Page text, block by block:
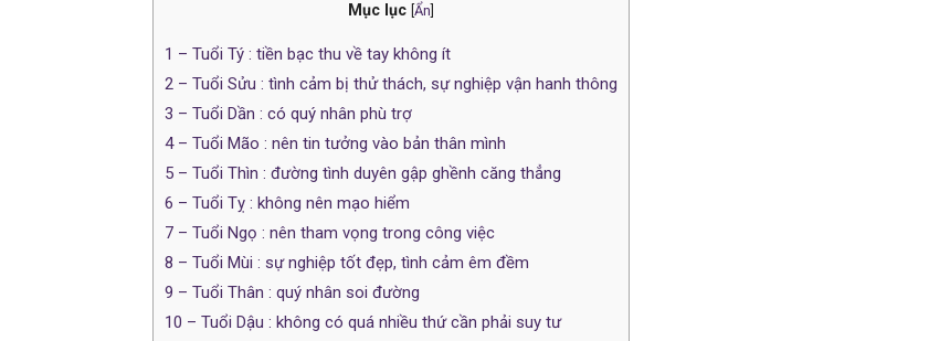
Mục lục Ẩn
1 – Tuổi Tý : tiền bạc thu về tay không ít
2 – Tuổi Sửu : tình cảm bị thử thách, sự nghiệp vận hanh thông
3 – Tuổi Dần : có quý nhân phù trợ
4– Tuổi Mão : nên tin tưởng vào bản thân mình
5 – Tuổi Thìn : đường tình duyên gập ghềnh căng thẳng
6 – Tuổi Tỵ : không nên mạo hiểm
7 – Tuổi Ngọ : nên tham vọng trong công việc
8 – Tuổi Mùi : sự nghiệp tốt đẹp, tình cảm êm đềm
9 – Tuổi Thân : quý nhân soi đường
10 – Tuổi Dậu : không có quá nhiều thứ cần phải suy tư